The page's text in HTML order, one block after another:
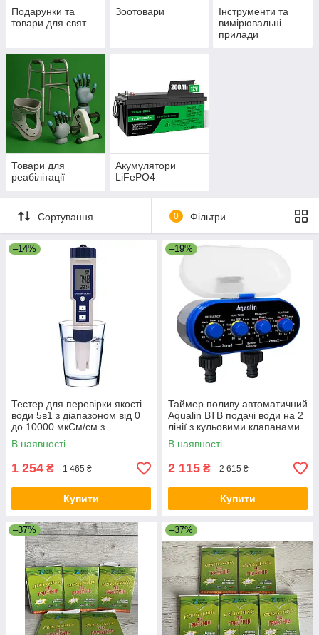
Подарунки та
товари для свят
Зоотовари
Інструменти та
вимірювальні
прилади
Товари для
реабілітації
Акумулятори
LiFePO4
Сортування 0 Фільтри
–14%
Тестер для перевірки якості
води 5в1 з діапазоном від 0
до 10000 мкСм/см з
функцією автоматичного
калібрування
В наявності
1 254 ₴ 1 465 ₴
Купити
–19%
Таймер поливу автоматичний
Aqualin ВТВ подачі води на 2
лінії з кульовими клапанами
В наявності
2 115 ₴ 2 615 ₴
Купити
–37% –37%